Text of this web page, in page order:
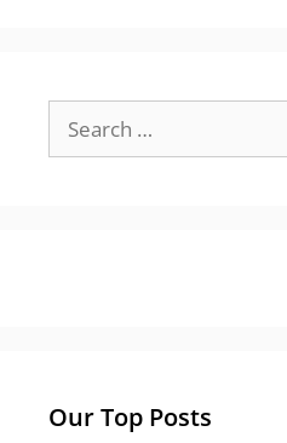
for:
Our Top Posts